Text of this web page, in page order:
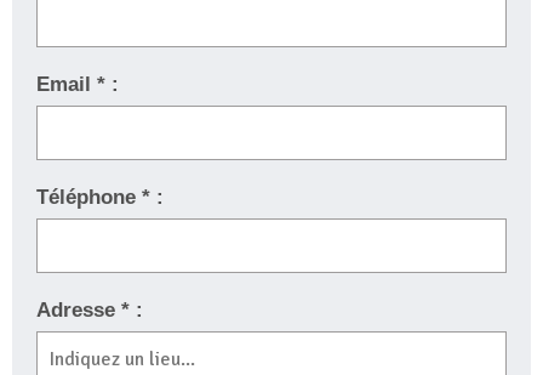
Email * :
Téléphone * :
Adresse * :